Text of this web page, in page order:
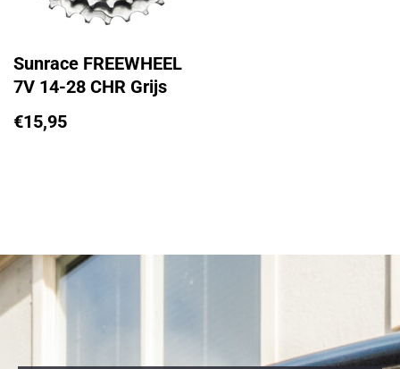
Sunrace FREEWHEEL
7V 14-28 CHR Grijs
€15,95